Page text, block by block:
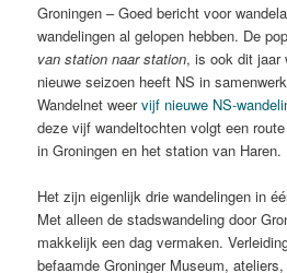
Groningen – Goed bericht voor
wandelingen al gelopen hebben. De
van station naar station, is ook dit jaar
nieuwe seizoen heeft NS in
Wandelnet weervijf nieuwe NS-
deze vijf wandeltochten volgt een
in Groningen en het station van Haren.
Het zijn eigenlijk drie wandelingen in
Met alleen de stadswandeling door
makkelijk een dag vermaken.
befaamde Groninger Museum,